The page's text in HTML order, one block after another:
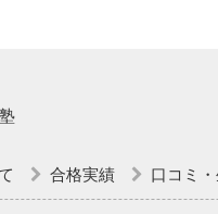
合格実績 口コミ